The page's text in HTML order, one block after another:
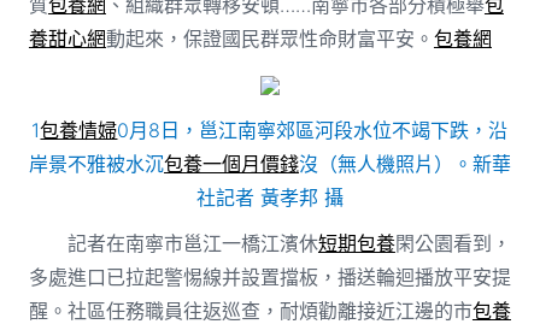
養甜心網動起來，保證國民群眾性命財富平安。 包養網
1包養情婦0月8日，邕江南寧郊區河段水位不竭下跌，沿
岸景不雅被水沉包養一個月價錢沒（無人機照片）。新華
社記者 黃孝邦 攝
記者在南寧市邕江一橋江濱休短期包養閑公園看到，
多處進口已拉起警惕線并設置擋板，播送輪迴播放平安提
醒。社區任務職員往返巡查，耐煩勸離接近江邊的市包養